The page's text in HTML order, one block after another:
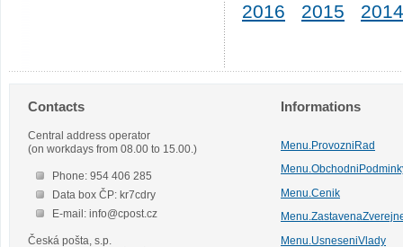
2016
2015 2014
Contacts
Central address operator
(on workdays from 08.00 to 15.00.)
Phone: 954 406 285
Data box ČP: kr7cdry
E-mail: info@cpost.cz
Česká pošta, s.p.
Informations
Menu.ProvozniRad
Menu.Cenik
Menu.UsneseniVlady